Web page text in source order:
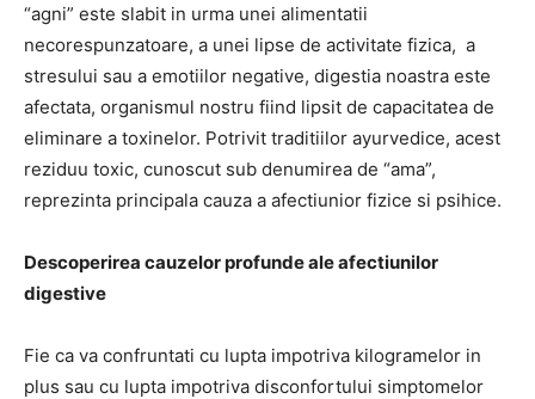
“agni” este slabit in urma unei alimentatii
necorespunzatoare, a unei lipse de activitate fizica, a
stresului sau a emotiilor negative, digestia noastra este
afectata, organismul nostru fiind lipsit de capacitatea de
eliminare a toxinelor. Potrivit traditiilor ayurvedice, acest
reziduu toxic, cunoscut sub denumirea de “ama”,
reprezinta principala cauza a afectiunior fizice si psihice.
Descoperirea cauzelor profunde ale afectiunilor
digestive
Fie ca va confruntati cu lupta impotriva kilogramelor in
plus sau cu lupta impotriva disconfortului simptomelor